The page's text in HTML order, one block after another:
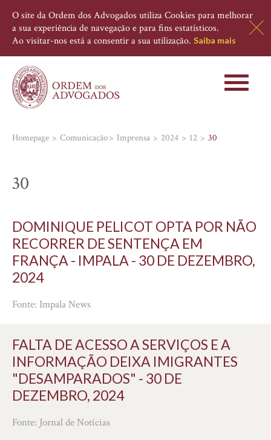
O site da Ordem dos Advogados utiliza Cookies para melhorar
a sua experiência de navegação e para fins estatísticos.
Ao visitar-nos está a consentir a sua utilização. Saiba mais
Toggle
Homepage Comunicação Imprensa 2024 12 30
30
DOMINIQUE PELICOT OPTA POR NÃO
RECORRER DE SENTENÇA EM
FRANÇA - IMPALA - 30 DE DEZEMBRO,
2024
Fonte: Impala News
FALTA DE ACESSO A SERVIÇOS E A
INFORMAÇÃO DEIXA IMIGRANTES
"DESAMPARADOS" - 30 DE
DEZEMBRO, 2024
Fonte: Jornal de Notícias